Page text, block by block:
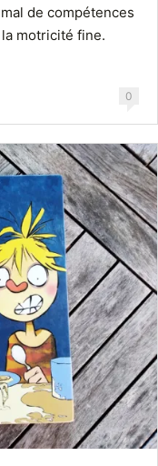
de compétences
motricité fine.
0